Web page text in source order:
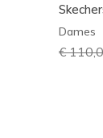
Dames
Prijs
€